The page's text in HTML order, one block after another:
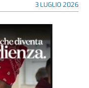
3 LUGLIO 2026